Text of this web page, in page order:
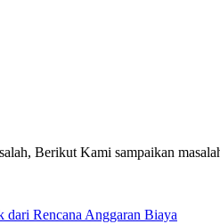
Berikut Kami sampaikan
dari Rencana Anggaran Biaya